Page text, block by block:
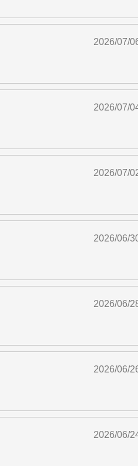
2026/07/
2026/07/
2026/07/
2026/06/
2026/06/
2026/06/
2026/06/